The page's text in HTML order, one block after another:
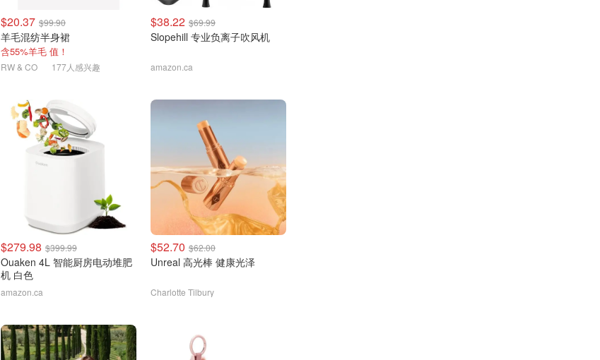
$20.37 $99.90
羊毛混纺半身裙
含55%羊毛 值！
RW & CO 177人感兴趣
$38.22 $69.99
Slopehill 专业负离子吹风机
amazon.ca
$279.98 $399.99
Ouaken 4L 智能厨房电动堆肥
机 白色
amazon.ca
$52.70 $62.00
Unreal 高光棒 健康光泽
Charlotte Tilbury